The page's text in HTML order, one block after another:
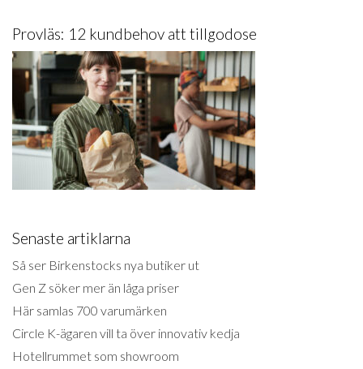
Provläs: 12 kundbehov att tillgodose
Senaste artiklarna
Så ser Birkenstocks nya butiker ut
Gen Z söker mer än låga priser
Här samlas 700 varumärken
Circle K-ägaren vill ta över innovativ kedja
Hotellrummet som showroom